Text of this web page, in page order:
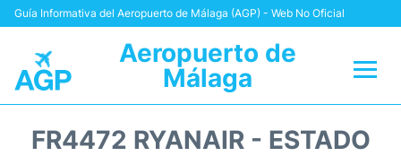
Guía Informativa del Aeropuerto de Málaga (AGP) - Web No Oficial
Aeropuerto de
Málaga
FR4472 RYANAIR - ESTADO